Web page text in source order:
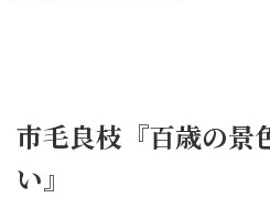
市毛良枝『百歳の景
い』